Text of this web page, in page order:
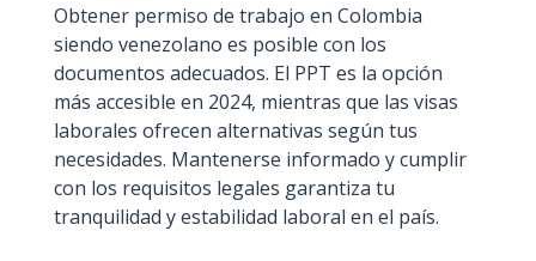
Obtener permiso de trabajo en Colombia
siendo venezolano es posible con los
documentos adecuados. El PPT es la opción
más accesible en 2024, mientras que las visas
laborales ofrecen alternativas según tus
necesidades. Mantenerse informado y cumplir
con los requisitos legales garantiza tu
tranquilidad y estabilidad laboral en el país.